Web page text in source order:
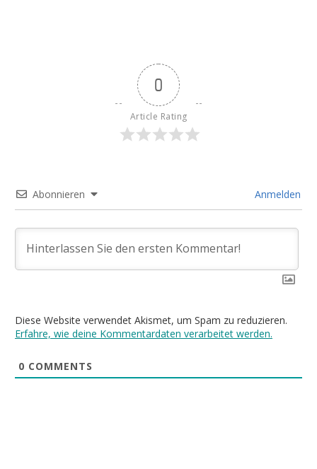
0
Article Rating
Abonnieren Anmelden
Diese Website verwendet Akismet, um Spam zu reduzieren.
Erfahre, wie deine Kommentardaten verarbeitet werden.
0 COMMENTS